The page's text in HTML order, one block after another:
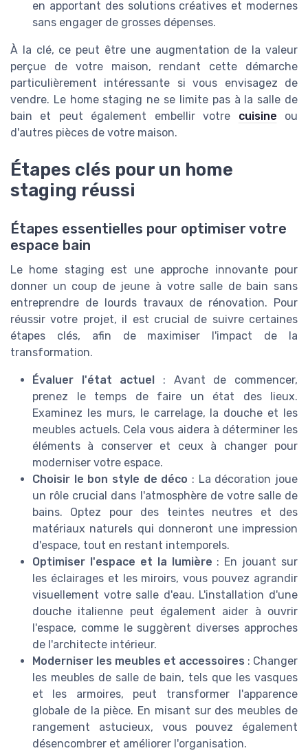
en apportant des solutions créatives et modernes
sans engager de grosses dépenses.
À la clé, ce peut être une augmentation de la valeur
perçue de votre maison, rendant cette démarche
particulièrement intéressante si vous envisagez de
vendre. Le home staging ne se limite pas à la salle de
bain et peut également embellir votre cuisine ou
d'autres pièces de votre maison.
Étapes clés pour un home
staging réussi
Étapes essentielles pour optimiser votre
espace bain
Le home staging est une approche innovante pour
donner un coup de jeune à votre salle de bain sans
entreprendre de lourds travaux de rénovation. Pour
réussir votre projet, il est crucial de suivre certaines
étapes clés, afin de maximiser l'impact de la
transformation.
Évaluer l'état actuel
: Avant de commencer,
prenez le temps de faire un état des lieux.
Examinez les murs, le carrelage, la douche et les
meubles actuels. Cela vous aidera à déterminer les
éléments à conserver et ceux à changer pour
moderniser votre espace.
Choisir le bon style de déco : La décoration joue
un rôle crucial dans l'atmosphère de votre salle de
bains. Optez pour des teintes neutres et des
matériaux naturels qui donneront une impression
d'espace, tout en restant intemporels.
Optimiser l'espace et la lumière : En jouant sur
les éclairages et les miroirs, vous pouvez agrandir
visuellement votre salle d'eau. L'installation d'une
douche italienne peut également aider à ouvrir
l'espace, comme le suggèrent diverses approches
de l'architecte intérieur.
Moderniser les meubles et accessoires : Changer
les meubles de salle de bain, tels que les vasques
et les armoires, peut transformer l'apparence
globale de la pièce. En misant sur des meubles de
rangement astucieux, vous pouvez également
désencombrer et améliorer l'organisation.